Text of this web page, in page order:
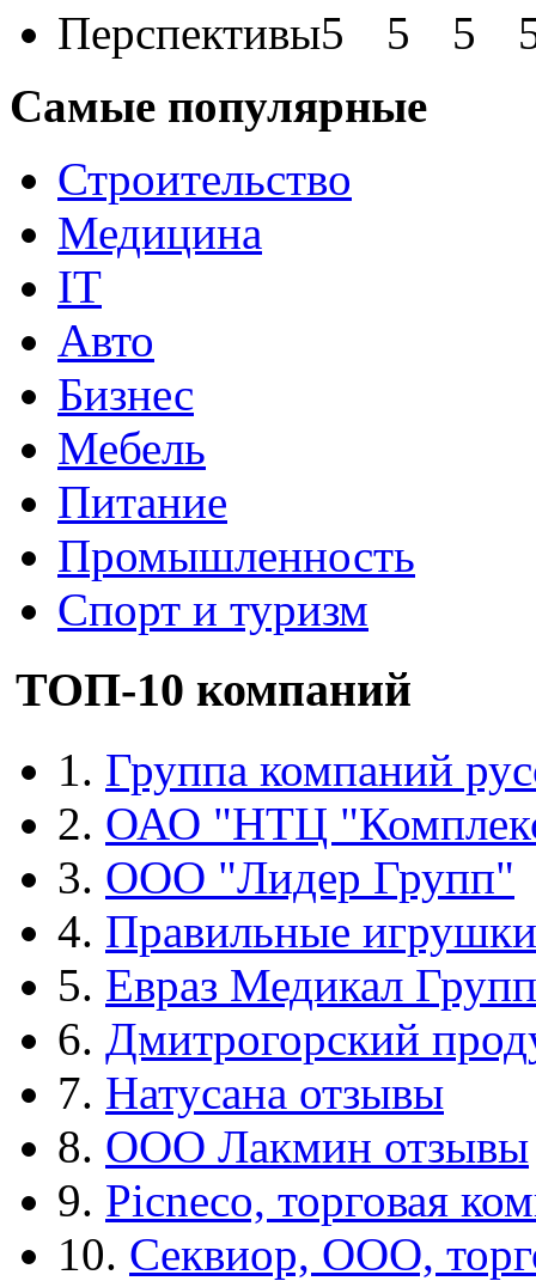
Перспективы
Самые популярные
Строительство
Медицина
IT
Авто
Бизнес
Мебель
Питание
Промышленность
Спорт и туризм
ТОП-10 компаний
1. Группа компаний
2. ОАО "НТЦ
3. ООО "Лидер Групп"
4. Правильные игрушки
5. Евраз Медикал Групп
6. Дмитрогорский
7. Натусана отзывы
8. ООО Лакмин отзывы
9. Picneco, торговая
10. Секвиор, ООО,